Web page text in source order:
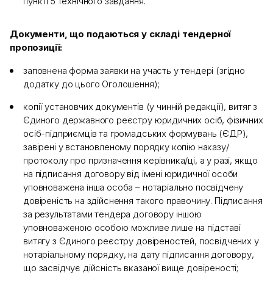
Документи, що подаються у складі тендерної
пропозиції:
заповнена форма заявки на участь у тендері (згідно
додатку до цього Оголошення);
копії установчих документів (у чинній редакції), витяг з
Єдиного державного реєстру юридичних осіб, фізичних
осіб-підприємців та громадських формувань (ЄДР),
завірені у встановленому порядку копію наказу/
протоколу про призначення керівника/ці, а у разі, якщо
на підписання договору від імені юридичної особи
уповноважена інша особа – нотаріально посвідчену
довіреність на здійснення такого правочину. Підписання
за результатами тендера договору іншою
уповноваженою особою можливе лише на підставі
витягу з Єдиного реєстру довіреностей, посвідчених у
нотаріальному порядку, на дату підписання договору,
що засвідчує дійсність вказаної вище довіреності;